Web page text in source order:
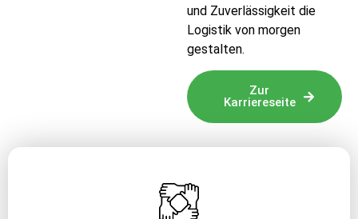
und Zuverlässigkeit die
Logistik von morgen
gestalten.
Zur
Karriereseite